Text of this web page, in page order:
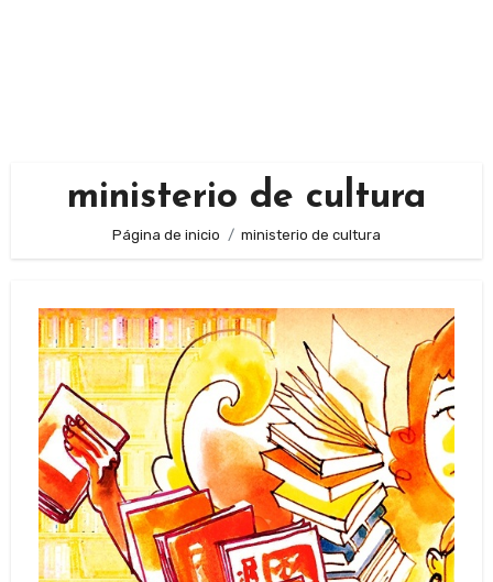
ministerio de cultura
Página de inicio ministerio de cultura